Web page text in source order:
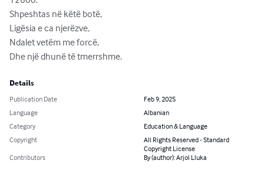
Shpeshtas në këtë botë,
Ligësia e ca njerëzve,
Ndalet vetëm me forcë,
Dhe një dhunë të tmerrshme.
Details
Publication Date
Feb 9, 2025
Language
Albanian
Category
Education & Language
Copyright
All Rights Reserved - Standard
Copyright License
Contributors
By (author): Arjol Lluka